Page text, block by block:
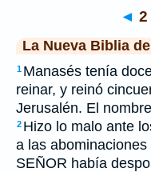
◄ 2
La Nueva Biblia
1 Manasés tenía
reinar, y reinó
Jerusalén. El
2 Hizo lo malo ante
a las
SEÑOR había